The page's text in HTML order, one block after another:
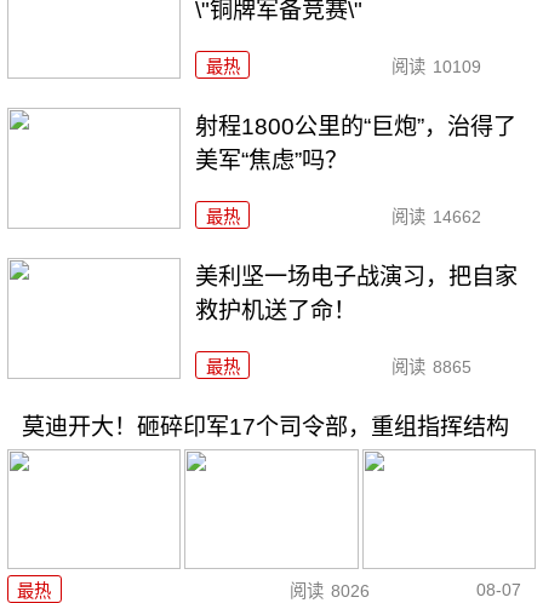
\"铜牌军备竞赛\"
最热 阅读 10109
射程1800公里的“巨炮”，治得了
美军“焦虑”吗？
最热 阅读 14662
美利坚一场电子战演习，把自家
救护机送了命！
最热 阅读 8865
莫迪开大！砸碎印军17个司令部，重组指挥结构
最热 阅读 8026 08-07